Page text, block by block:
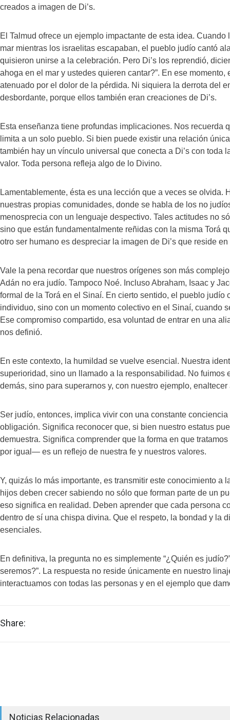
creados a imagen de Di’s.
El Talmud ofrece un ejemplo impactante de esta idea.
mar mientras los israelitas escapaban, el pueblo judío cantó
quisieron unirse a la celebración. Pero Di’s los reprendió,
ahoga en el mar y ustedes quieren cantar?”. En ese
atenuado por el dolor de la pérdida. Ni siquiera la derrota del
desbordante, porque ellos también eran creaciones de Di’s.
Esta enseñanza tiene profundas implicaciones. Nos recuerda
limita a un solo pueblo. Si bien puede existir una relación
también hay un vínculo universal que conecta a Di’s con toda
valor. Toda persona refleja algo de lo Divino.
Lamentablemente, ésta es una lección que a veces se olvida.
nuestras propias comunidades, donde se habla de los no
menosprecia con un lenguaje despectivo. Tales actitudes no
sino que están fundamentalmente reñidas con la misma Torá
otro ser humano es despreciar la imagen de Di’s que reside en
Vale la pena recordar que nuestros orígenes son más
Adán no era judío. Tampoco Noé. Incluso Abraham, Isaac y
formal de la Torá en el Sinaí. En cierto sentido, el pueblo judío
individuo, sino con un momento colectivo en el Sinaí, cuando
Ese compromiso compartido, esa voluntad de entrar en una
nos definió.
En este contexto, la humildad se vuelve esencial. Nuestra
superioridad, sino un llamado a la responsabilidad. No fuimos
demás, sino para superarnos y, con nuestro ejemplo, enaltecer
Ser judío, entonces, implica vivir con una constante
obligación. Significa reconocer que, si bien nuestro estatus
demuestra. Significa comprender que la forma en que
por igual— es un reflejo de nuestra fe y nuestros valores.
Y, quizás lo más importante, es transmitir este conocimiento a
hijos deben crecer sabiendo no sólo que forman parte de un
eso significa en realidad. Deben aprender que cada persona
dentro de sí una chispa divina. Que el respeto, la bondad y la
esenciales.
En definitiva, la pregunta no es simplemente “¿Quién es
seremos?”. La respuesta no reside únicamente en nuestro
interactuamos con todas las personas y en el ejemplo que
Share:
Noticias Relacionadas